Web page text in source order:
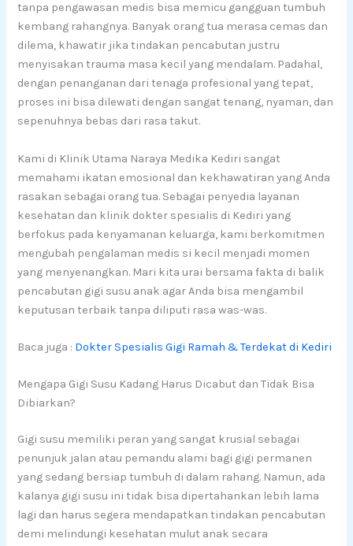
tanpa pengawasan medis bisa memicu gangguan tumbuh
kembang rahangnya. Banyak orang tua merasa cemas dan
dilema, khawatir jika tindakan pencabutan justru
menyisakan trauma masa kecil yang mendalam. Padahal,
dengan penanganan dari tenaga profesional yang tepat,
proses ini bisa dilewati dengan sangat tenang, nyaman, dan
sepenuhnya bebas dari rasa takut.
Kami di Klinik Utama Naraya Medika Kediri sangat
memahami ikatan emosional dan kekhawatiran yang Anda
rasakan sebagai orang tua. Sebagai penyedia layanan
kesehatan dan klinik dokter spesialis di Kediri yang
berfokus pada kenyamanan keluarga, kami berkomitmen
mengubah pengalaman medis si kecil menjadi momen
yang menyenangkan. Mari kita urai bersama fakta di balik
pencabutan gigi susu anak agar Anda bisa mengambil
keputusan terbaik tanpa diliputi rasa was-was.
Baca juga : Dokter Spesialis Gigi Ramah & Terdekat di Kediri
Mengapa Gigi Susu Kadang Harus Dicabut dan Tidak Bisa
Dibiarkan?
Gigi susu memiliki peran yang sangat krusial sebagai
penunjuk jalan atau pemandu alami bagi gigi permanen
yang sedang bersiap tumbuh di dalam rahang. Namun, ada
kalanya gigi susu ini tidak bisa dipertahankan lebih lama
lagi dan harus segera mendapatkan tindakan pencabutan
demi melindungi kesehatan mulut anak secara